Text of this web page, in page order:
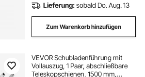
Lieferung:sobald Do. Aug. 13
Zum Warenkorb hinzufügen
VEVOR Schubladenführung mit
Vollauszug, 1 Paar, abschließbare
Teleskopschienen, 1500 mm,